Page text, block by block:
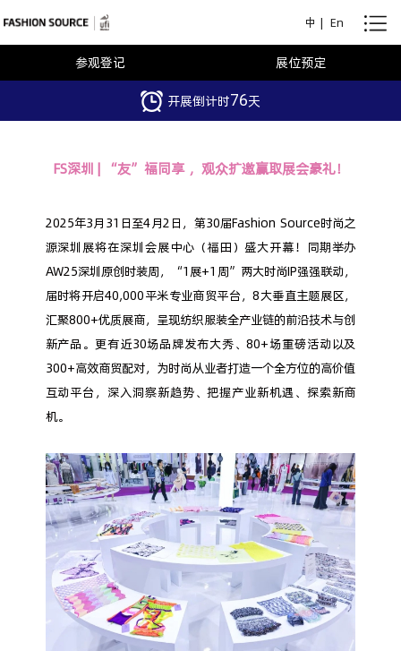
中 | En
参观登记 展位预定
开展倒计时76天
FS深圳 | “友”福同享 ，观众扩邀赢取展会豪礼！
2025年3月31日至4月2日，第30届Fashion Source时尚之
源深圳展将在深圳会展中心（福田）盛大开幕！同期举办
AW25深圳原创时装周，“1展+1周”两大时尚IP强强联动，
届时将开启40,000平米专业商贸平台，8大垂直主题展区，
汇聚800+优质展商，呈现纺织服装全产业链的前沿技术与创
新产品。更有近30场品牌发布大秀、80+场重磅活动以及
300+高效商贸配对，为时尚从业者打造一个全方位的高价值
互动平台，深入洞察新趋势、把握产业新机遇、探索新商
机。